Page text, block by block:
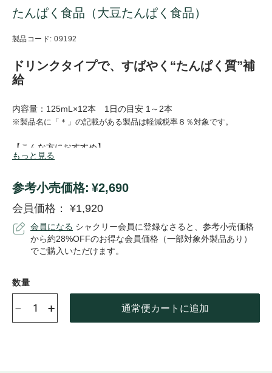
たんぱく食品（大豆たんぱく食品）
製品コード: 09192
ドリンクタイプで、すばやく“たんぱく質”補
給
内容量：125mL×12本 1日の目安 1～2本
※製品名に「＊」の記載がある製品は軽減税率８％対象です。
【こんな方におすすめ】
たんぱく質を手早くとりたい方
手のひらに収まる飲みきりサイズだから、忙しい時や外出先、ア
ウトドアでも、手軽にスピーディーにたんぱく質を補給できま
す。
※1本で、たんぱく質が10g補給できます。
「インスタント プロテイン クイック 紅茶（1本）」は
「インスタント プロテイン クイック」の製品特長を紹介してい
ます。
「インスタント プロテイン」の特設サイトはこちら>>
もっと見る
参考⼩売価格: ¥2,690
会員価格： ¥1,920
会員になる シャクリー会員に登録なさると、参考小売価格
から約28%OFFのお得な会員価格（一部対象外製品あり）
でご購入いただけます。
数量
- + 通常便カートに追加